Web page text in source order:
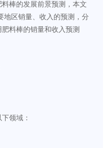
棒的发展前景预测，本文
地区销量、收入的预测，分
料棒的销量和收入预测
领域：